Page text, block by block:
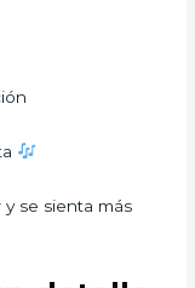
se sienta más